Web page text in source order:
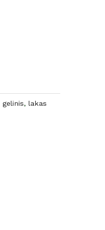
gelinis, lakas